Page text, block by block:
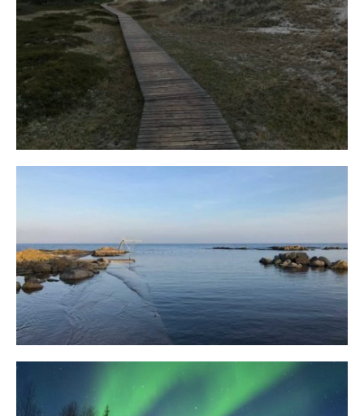
Fischland
12. FEBRUAR 2019
Bornholm
29. OKTOBER 2018